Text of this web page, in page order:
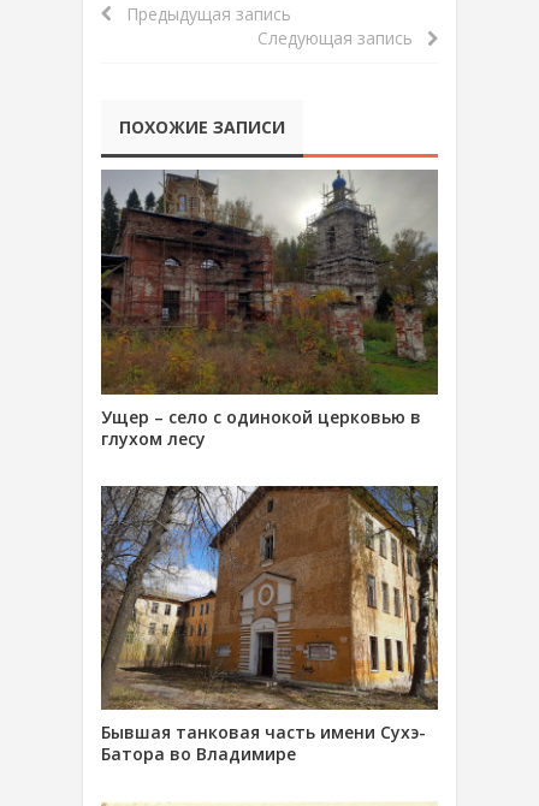
Предыдущая запись
Следующая запись
ПОХОЖИЕ ЗАПИСИ
Ущер – село с одинокой церковью в
глухом лесу
Бывшая танковая часть имени Сухэ-
Батора во Владимире